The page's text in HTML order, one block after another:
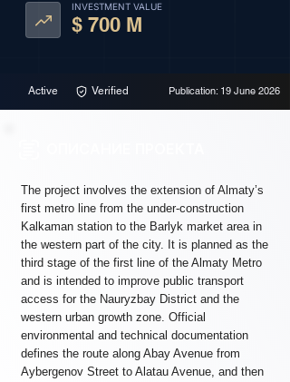
INVESTMENT VALUE
$ 700 M
Active Verified Publication: 19 June 2026
The project involves the extension of Almaty’s
first metro line from the under-construction
Kalkaman station to the Barlyk market area in
the western part of the city. It is planned as the
third stage of the first line of the Almaty Metro
and is intended to improve public transport
access for the Nauryzbay District and the
western urban growth zone. Official
environmental and technical documentation
defines the route along Abay Avenue from
Aybergenov Street to Alatau Avenue, and then